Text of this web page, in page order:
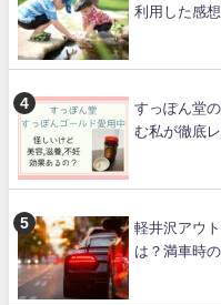
利用した感想
すっぽん堂
む私が徹底
軽井沢アウ
は？満車時